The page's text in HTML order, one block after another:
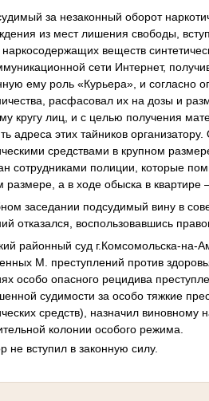
за незаконный оборот
из мест лишения свободы,
веществ
сети Интернет,
ему роль «Курьера», и согласно
расфасовал их на дозы и
кругу лиц, и с целью получения
адреса этих тайников
средствами в крупном
сотрудниками полиции, которые
размере, а в ходе обыска в квартире
заседании подсудимый вину в
отказался, воспользовавшись
районный суд г.Комсомольска-на-
М. преступлений против
особо опасного рецидива
судимости за особо тяжкие
средств), назначил
колонии особого режима.
не вступил в законную силу.